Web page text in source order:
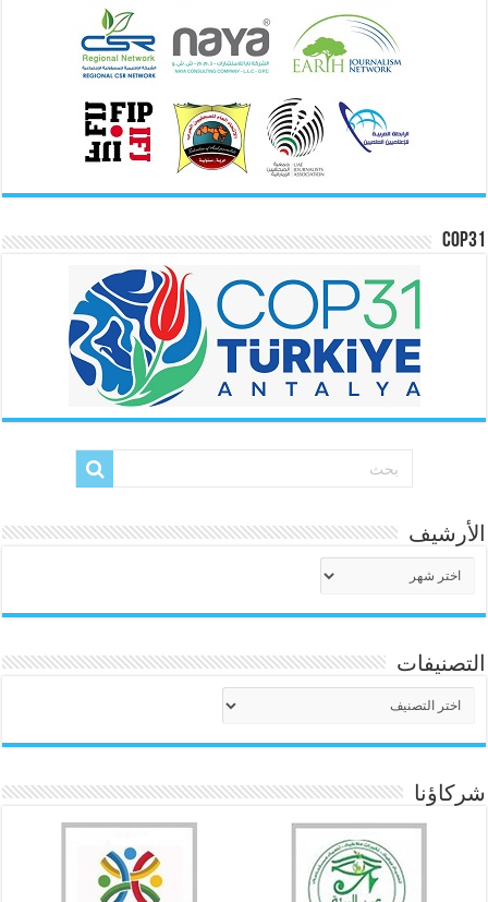
COP31
الأرشيف
التصنيفات
شركاؤنا